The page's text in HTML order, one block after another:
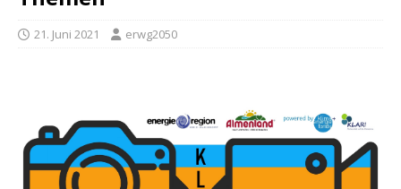
21. Juni 2021 erwg2050